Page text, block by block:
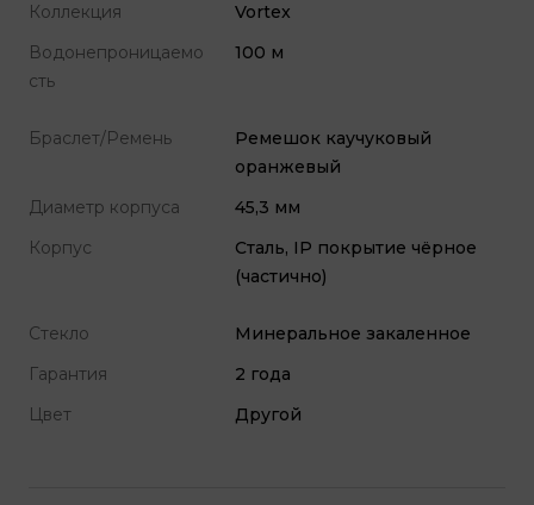
Коллекция
Vortex
Водонепроницаемо
сть
100 м
Браслет/Ремень
Ремешок каучуковый
оранжевый
Диаметр корпуса
45,3 мм
Корпус
Сталь, IP покрытие чёрное
(частично)
Стекло
Минеральное закаленное
Гарантия
2 года
Цвет
Другой